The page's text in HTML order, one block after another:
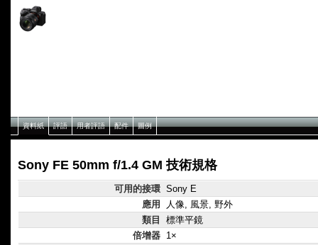
資料紙 評語 用者評語 配件 圖例
Sony FE 50mm f/1.4 GM 技術規格
可用的接環 Sony E
應用
人像, 風景, 野外
類目
標準平鏡
倍增器 1×